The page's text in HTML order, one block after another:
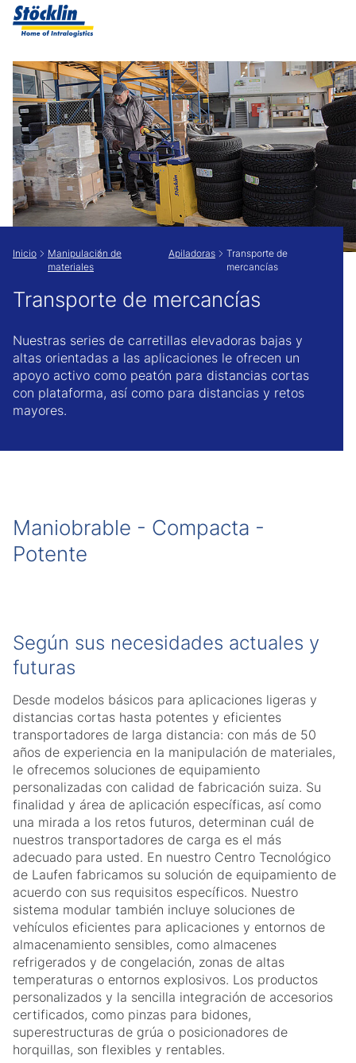
Show convenient version of this site
Don't show this message again
Inicio
Manipulación de
materiales
Apiladoras
Transporte de
mercancías
Transporte de mercancías
Nuestras series de carretillas elevadoras bajas y
altas orientadas a las aplicaciones le ofrecen un
apoyo activo como peatón para distancias cortas
con plataforma, así como para distancias y retos
mayores.
Maniobrable - Compacta -
Potente
Según sus necesidades actuales y
futuras
Desde modelos básicos para aplicaciones ligeras y
distancias cortas hasta potentes y eficientes
transportadores de larga distancia: con más de 50
años de experiencia en la manipulación de materiales,
le ofrecemos soluciones de equipamiento
personalizadas con calidad de fabricación suiza. Su
finalidad y área de aplicación específicas, así como
una mirada a los retos futuros, determinan cuál de
nuestros transportadores de carga es el más
adecuado para usted. En nuestro Centro Tecnológico
de Laufen fabricamos su solución de equipamiento de
acuerdo con sus requisitos específicos. Nuestro
sistema modular también incluye soluciones de
vehículos eficientes para aplicaciones y entornos de
almacenamiento sensibles, como almacenes
refrigerados y de congelación, zonas de altas
temperaturas o entornos explosivos. Los productos
personalizados y la sencilla integración de accesorios
certificados, como pinzas para bidones,
superestructuras de grúa o posicionadores de
horquillas, son flexibles y rentables.